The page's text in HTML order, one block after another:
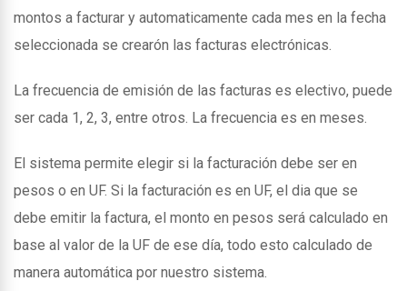
montos a facturar y automaticamente cada mes en la fecha
seleccionada se crearón las facturas electrónicas.
La frecuencia de emisión de las facturas es electivo, puede
ser cada 1, 2, 3, entre otros. La frecuencia es en meses.
El sistema permite elegir si la facturación debe ser en
pesos o en UF. Si la facturación es en UF, el dia que se
debe emitir la factura, el monto en pesos será calculado en
base al valor de la UF de ese día, todo esto calculado de
manera automática por nuestro sistema.